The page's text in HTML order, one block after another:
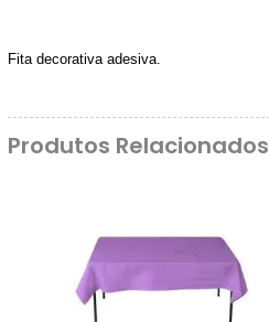
Fita decorativa adesiva.
Produtos Relacionados